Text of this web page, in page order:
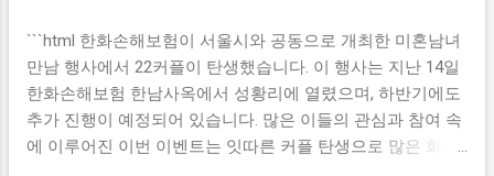
시키고, 결국 연금 제도에 대한 신뢰를 상실하게 만드는 결과
를 초래하고 있다. 따라서 국가차원에서 국민연금 ...
재발하지 않도록 미리 방지책을 마련할 것을 촉구했습니다.
그는 우리은행이 단계별로 개선책을 마련하고 이를 행동으로
옮기기 위해선 임 회장이 중심에 서야 한다고 설명했습니다.
이러한 상황은 금융기관뿐만 아니라 국민의 신뢰에도 큰 영
향을 미치기 때문에 철저한 대책 마련이 필요합니다. 이러한
```html 한화손해보험이 서울시와 공동으로 개최한 미혼남녀
만남 행사에서 22커플이 탄생했습니다. 이 행사는 지난 14일
한화손해보험 한남사옥에서 성황리에 열렸으며, 하반기에도
추가 진행이 예정되어 있습니다. 많은 이들의 관심과 참여 속
에 이루어진 이번 이벤트는 잇따른 커플 탄생으로 많은 화제